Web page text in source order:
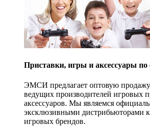
Приставки, игры и аксессуары
ЭМСИ предлагает оптовую
ведущих производителей игровых
аксессуаров. Мы являемся
эксклюзивными дистрибьюторами
игровых брендов.